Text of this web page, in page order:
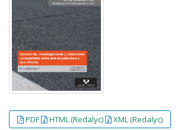
PDF HTML (Redalyc) XML (Redalyc)